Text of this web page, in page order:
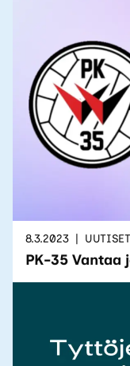
8.3.2023 UUTISET
PK-35 Vantaa